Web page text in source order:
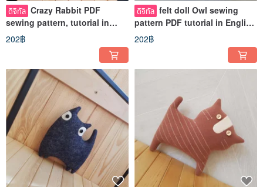
ดิจิทัล Crazy Rabbit PDF
sewing pattern, tutorial in
English, Creepy Halloween
doll PDF
202฿
ดิจิทัล felt doll Owl sewing
pattern PDF tutorial in English
Digital download
202฿